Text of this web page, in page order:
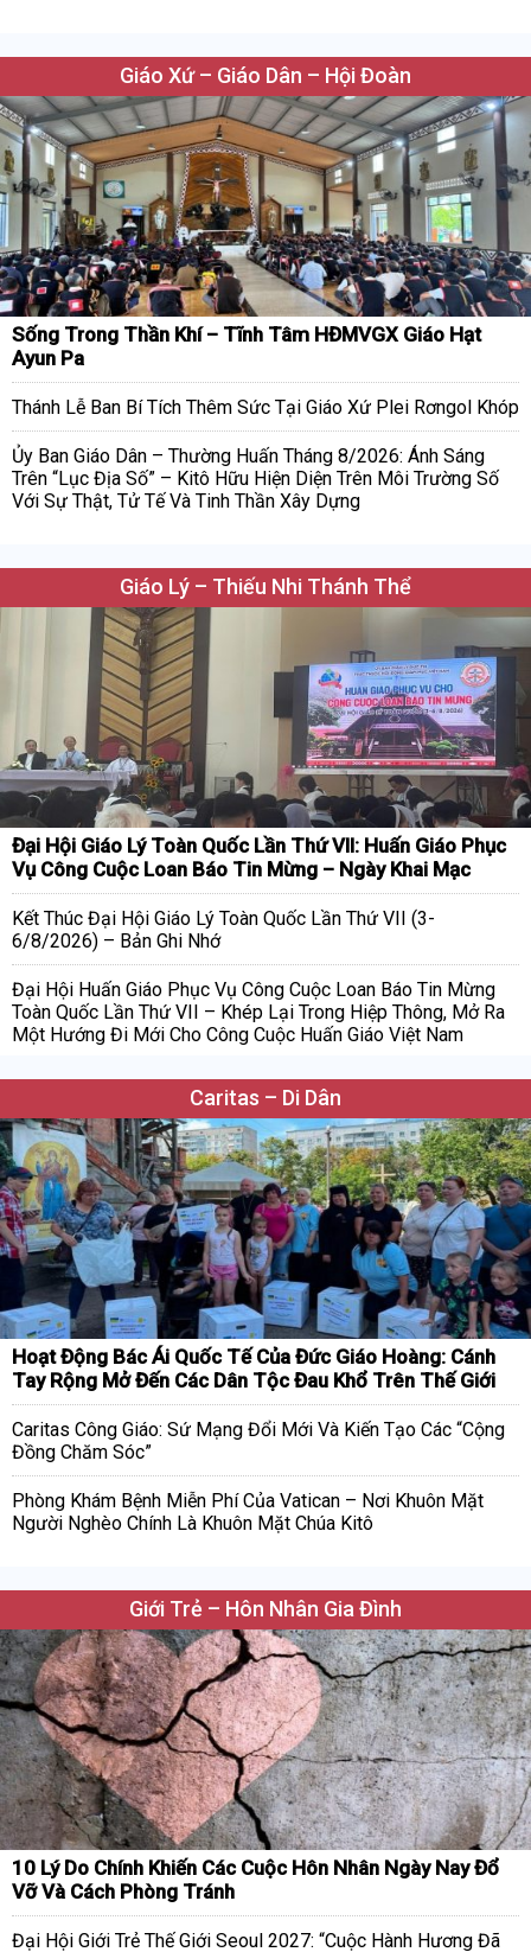
Giáo Xứ – Giáo Dân – Hội Đoàn
Sống Trong Thần Khí – Tĩnh Tâm HĐMVGX Giáo Hạt
Ayun Pa
Thánh Lễ Ban Bí Tích Thêm Sức Tại Giáo Xứ Plei Rơngol Khóp
Ủy Ban Giáo Dân – Thường Huấn Tháng 8/2026: Ánh Sáng
Trên “Lục Địa Số” – Kitô Hữu Hiện Diện Trên Môi Trường Số
Với Sự Thật, Tử Tế Và Tinh Thần Xây Dựng
Giáo Lý – Thiếu Nhi Thánh Thể
Đại Hội Giáo Lý Toàn Quốc Lần Thứ VII: Huấn Giáo Phục
Vụ Công Cuộc Loan Báo Tin Mừng – Ngày Khai Mạc
Kết Thúc Đại Hội Giáo Lý Toàn Quốc Lần Thứ VII (3-
6/8/2026) – Bản Ghi Nhớ
Đại Hội Huấn Giáo Phục Vụ Công Cuộc Loan Báo Tin Mừng
Toàn Quốc Lần Thứ VII – Khép Lại Trong Hiệp Thông, Mở Ra
Một Hướng Đi Mới Cho Công Cuộc Huấn Giáo Việt Nam
Caritas – Di Dân
Hoạt Động Bác Ái Quốc Tế Của Đức Giáo Hoàng: Cánh
Tay Rộng Mở Đến Các Dân Tộc Đau Khổ Trên Thế Giới
Caritas Công Giáo: Sứ Mạng Đổi Mới Và Kiến Tạo Các “Cộng
Đồng Chăm Sóc”
Phòng Khám Bệnh Miễn Phí Của Vatican – Nơi Khuôn Mặt
Người Nghèo Chính Là Khuôn Mặt Chúa Kitô
Giới Trẻ – Hôn Nhân Gia Đình
10 Lý Do Chính Khiến Các Cuộc Hôn Nhân Ngày Nay Đổ
Vỡ Và Cách Phòng Tránh
Đại Hội Giới Trẻ Thế Giới Seoul 2027: “Cuộc Hành Hương Đã